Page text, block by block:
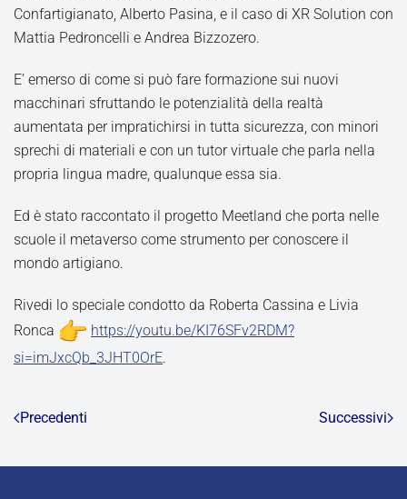
Confartigianato, Alberto Pasina, e il caso di XR Solution con
Mattia Pedroncelli e Andrea Bizzozero.
E’ emerso di come si può fare formazione sui nuovi
macchinari sfruttando le potenzialità della realtà
aumentata per impratichirsi in tutta sicurezza, con minori
sprechi di materiali e con un tutor virtuale che parla nella
propria lingua madre, qualunque essa sia.
Ed è stato raccontato il progetto Meetland che porta nelle
scuole il metaverso come strumento per conoscere il
mondo artigiano.
Rivedi lo speciale condotto da Roberta Cassina e Livia
Ronca
https://youtu.be/KI76SFv2RDM?
si=imJxcQb_3JHT0OrE.
Precedenti Successivi